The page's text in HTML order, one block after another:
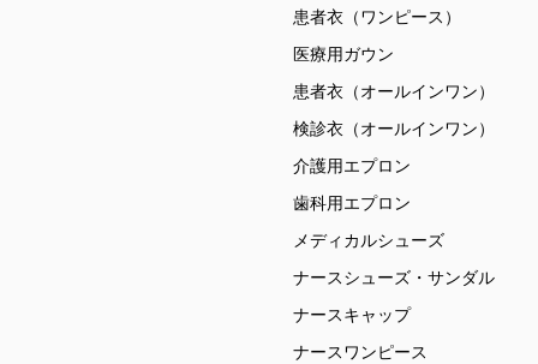
患者衣（ワンピース）
医療用ガウン
患者衣（オールインワン）
検診衣（オールインワン）
介護用エプロン
歯科用エプロン
メディカルシューズ
ナースシューズ・サンダル
ナースキャップ
ナースワンピース